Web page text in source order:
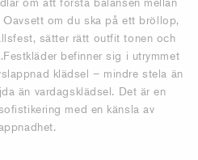
om du ska på ett bröllop,
sätter rätt outfit tonen och
befinner sig i utrymmet
klädsel – mindre stela än
än vardagsklädsel. Det är en
med en känsla av